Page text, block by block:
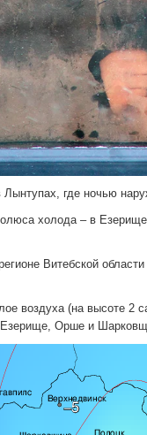
где ночью
холода – в
Витебской
воздуха (на высоте 2
Орше и